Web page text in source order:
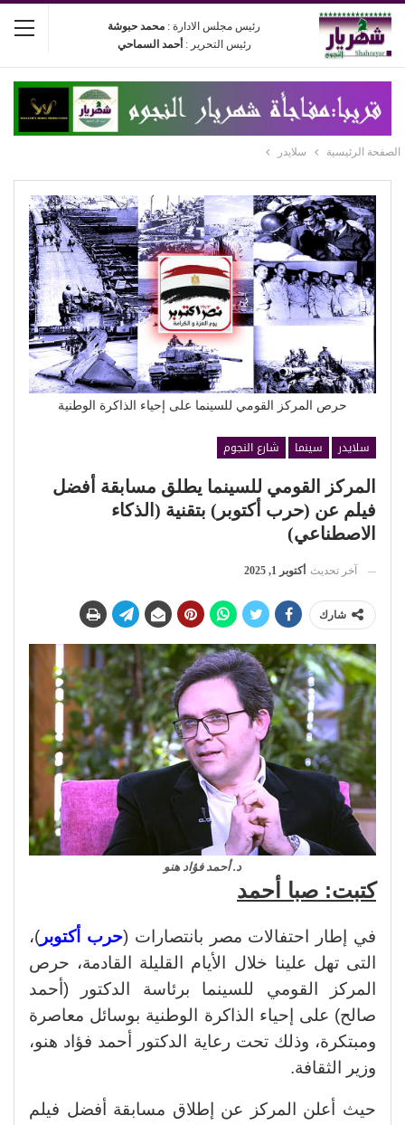
رئيس مجلس الادارة : محمد حبوشة
رئيس التحرير : أحمد السماحي
الصفحة الرئيسية سلايدر
حرص المركز القومي للسينما على إحياء الذاكرة الوطنية
سلايدر سينما
شارع النجوم
المركز القومي للسينما يطلق مسابقة أفضل
فيلم عن (حرب أكتوبر) بتقنية (الذكاء
الاصطناعي)
آخر تحديث أكتوبر 1, 2025
شارك
د. أحمد فؤاد هنو
كتبت: صبا أحمد
في إطار احتفالات مصر بانتصارات (حرب أكتوبر )،
التى تهل علينا خلال الأيام القليلة القادمة، حرص
المركز القومي للسينما برئاسة الدكتور (أحمد
صالح) على إحياء الذاكرة الوطنية بوسائل معاصرة
ومبتكرة، وذلك تحت رعاية الدكتور أحمد فؤاد هنو،
وزير الثقافة.
حيث أعلن المركز عن إطلاق مسابقة أفضل فيلم